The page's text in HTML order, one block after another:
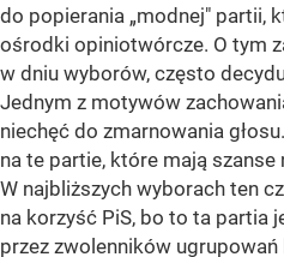
do popierania „modnej" partii,
ośrodki opiniotwórcze. O tym
w dniu wyborów, często
Jednym z motywów
niechęć do zmarnowania
na te partie, które mają szanse
W najbliższych wyborach ten
na korzyść PiS, bo to ta partia
przez zwolenników